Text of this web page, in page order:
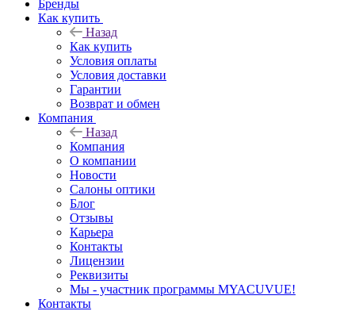
Бренды
Как купить
Назад
Как купить
Условия оплаты
Условия доставки
Гарантии
Возврат и обмен
Компания
Назад
Компания
О компании
Новости
Салоны оптики
Блог
Отзывы
Карьера
Контакты
Лицензии
Реквизиты
Мы - участник программы MYACUVUE!
Контакты